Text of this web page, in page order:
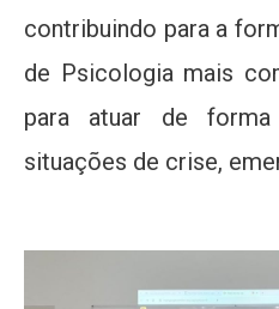
contribuindo para a
de Psicologia mais
para atuar de
situações de crise,